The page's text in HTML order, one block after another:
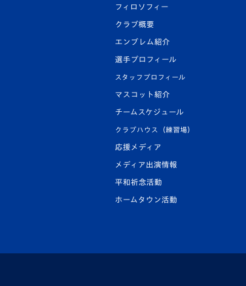
フィロソフィー
クラブ概要
エンブレム紹介
選手プロフィール
スタッフプロフィール
マスコット紹介
チームスケジュール
クラブハウス（練習場）
応援メディア
メディア出演情報
平和祈念活動
ホームタウン活動